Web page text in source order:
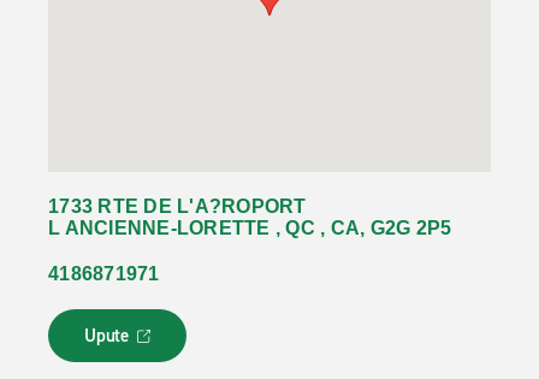
1733 RTE DE L'A?ROPORT
L ANCIENNE-LORETTE , QC , CA, G2G 2P5
4186871971
Upute
L
i